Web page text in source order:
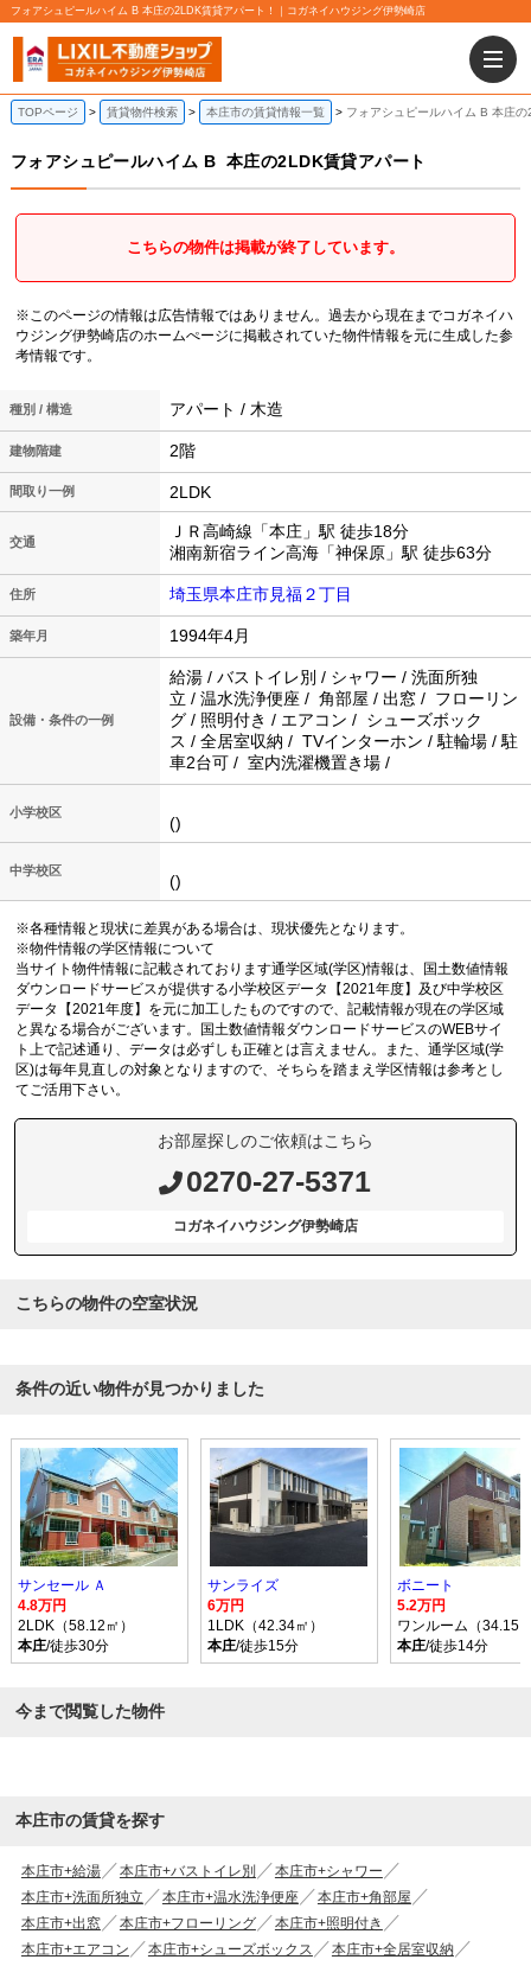
フォアシュピールハイム B 本庄の2LDK賃貸アパート！｜コガネイハウジング伊勢崎店
TOPページ 賃貸物件検索 本庄市の賃貸情報一覧 フォアシュピールハイム B 本庄
フォアシュピールハイム B 本庄の2LDK賃貸アパート
こちらの物件は掲載が終了しています。
※このページの情報は広告情報ではありません。過去から現在までコガネイハ
ウジング伊勢崎店のホームぺージに掲載されていた物件情報を元に生成した参
考情報です。
種別 / 構造 アパート / 木造
建物階建 2階
間取り一例 2LDK
交通
ＪＲ高崎線「本庄」駅 徒歩18分
湘南新宿ライン高海「神保原」駅 徒歩63分
住所 埼玉県本庄市見福２丁目
築年月 1994年4月
設備・条件の一例
給湯 / バストイレ別 / シャワー / 洗面所独
立 / 温水洗浄便座 / 角部屋 / 出窓 / フローリン
グ / 照明付き / エアコン / シューズボック
ス / 全居室収納 / TVインターホン / 駐輪場 / 駐
車2台可 / 室内洗濯機置き場 /
小学校区
()
中学校区
()
※各種情報と現状に差異がある場合は、現状優先となります。
※物件情報の学区情報について
当サイト物件情報に記載されております通学区域(学区)情報は、国土数値情報
ダウンロードサービスが提供する小学校区データ【2021年度】及び中学校区
データ【2021年度】を元に加工したものですので、記載情報が現在の学区域
と異なる場合がございます。国土数値情報ダウンロードサービスのWEBサイ
ト上で記述通り、データは必ずしも正確とは言えません。また、通学区域(学
区)は毎年見直しの対象となりますので、そちらを踏まえ学区情報は参考とし
てご活用下さい。
お部屋探しのご依頼はこちら
0270-27-5371
コガネイハウジング伊勢崎店
こちらの物件の空室状況
条件の近い物件が見つかりました
サンセール Ａ
4.8万円
2LDK（58.12㎡）
本庄/徒歩30分
サンライズ
6万円
1LDK（42.34㎡）
本庄/徒歩15分
ボニート
5.2万円
ワンルーム（34.15
本庄/徒歩14分
今まで閲覧した物件
本庄市の賃貸を探す
本庄市+給湯 本庄市+バストイレ別
本庄市+シャワー
本庄市+洗面所独立
本庄市+温水洗浄便座
本庄市+角部屋
本庄市+出窓
本庄市+フローリング
本庄市+照明付き
本庄市+エアコン
本庄市+シューズボックス
本庄市+全居室収納